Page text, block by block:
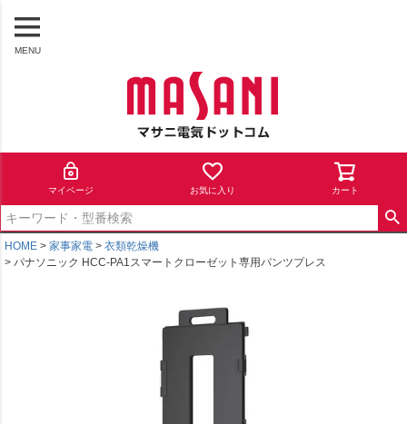
MENU
マイページ お気に入り カート
HOME 家事家電
衣類乾燥機
パナソニック HCC-PA1スマートクローゼット専用パンツプレス